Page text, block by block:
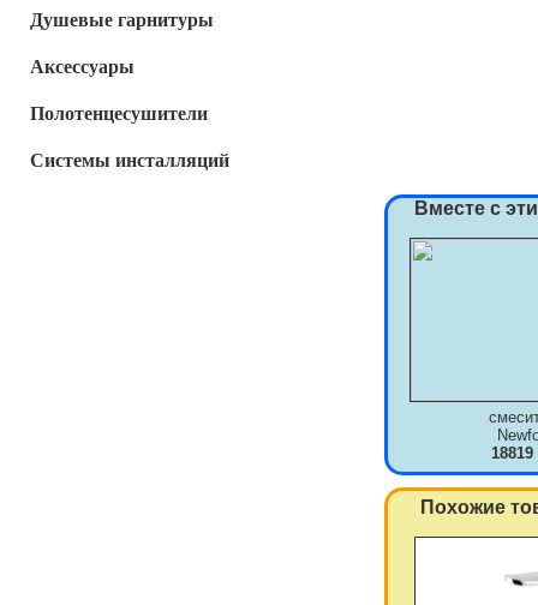
Душевые гарнитуры
Аксессуары
Полотенцесушители
Системы инсталляций
Вместе с
18819
Похожие